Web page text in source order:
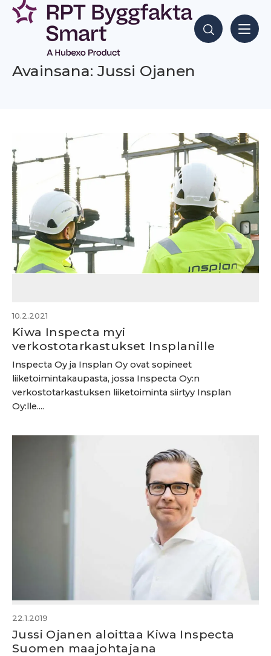
Siirry
sisältöön
Hae sisältöjä
Avainsana: Jussi Ojanen
10.2.2021
Kiwa Inspecta myi
verkostotarkastukset Insplanille
Inspecta Oy ja Insplan Oy ovat sopineet
liiketoimintakaupasta, jossa Inspecta Oy:n
verkostotarkastuksen liiketoiminta siirtyy Insplan
Oy:lle....
22.1.2019
Jussi Ojanen aloittaa Kiwa Inspecta
Suomen maajohtajana